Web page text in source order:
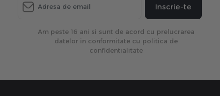
Inscrie-te
Am peste 16 ani si sunt de acord cu prelucrarea
datelor in conformitate cu politica de
confidentialitate